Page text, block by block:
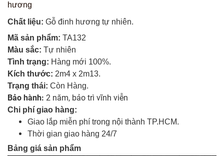
Phẩm
Khác
Giới
Thiệu
Dự
Án
Kiến
hương
Chất liệu: Gỗ đinh hương tự nhiên.
Mã sản phẩm: TA132
Màu sắc: Tự nhiên
Tình trạng: Hàng mới 100%.
Kích thước: 2m4 x 2m13.
Trạng thái: Còn Hàng.
Bảo hành: 2 năm, bảo trì vĩnh viễn
Chi phí giao hàng:
Giao lắp miễn phí trong nội thành TP.HCM.
Thời gian giao hàng 24/7
Bảng giá sản phẩm